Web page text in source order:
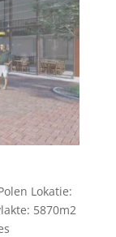
Lokatie:
5870m2